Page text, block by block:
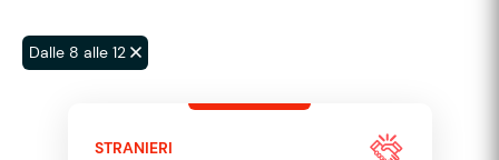
Dalle 8 alle 12
STRANIERI